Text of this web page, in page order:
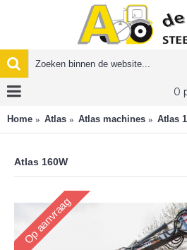
Home Atlas Atlas machines Atlas
Atlas 160W
Op aanvraag